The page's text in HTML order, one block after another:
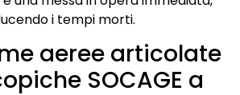
i tempi morti.
aeree articolate
SOCAGE a